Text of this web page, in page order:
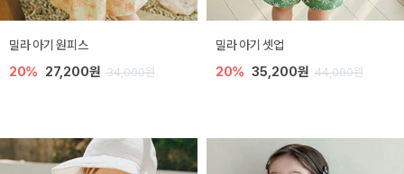
밀라 아기 원피스
20% 27,200원 34,000원
밀라 아기 셋업
20% 35,200원 44,000원